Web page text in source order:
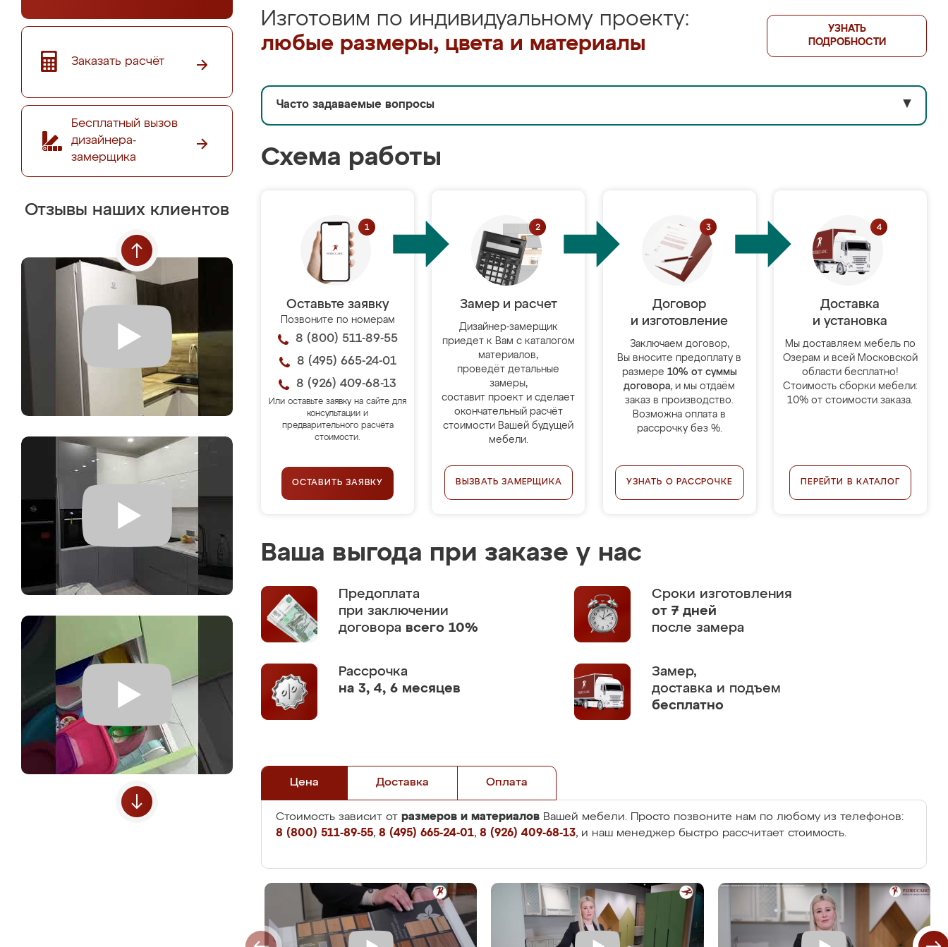
Заказать расчёт
Бесплатный вызов
дизайнера-
замерщика
Отзывы наших клиентов
Изготовим по индивидуальному проекту:
любые размеры, цвета и материалы
УЗНАТЬ
ПОДРОБНОСТИ
Часто задаваемые вопросы ▼
Схема работы
Оставьте заявку
Позвоните по номерам
8 (800) 511-89-55
8 (495) 665-24-01
8 (926) 409-68-13
Или оставьте заявку на сайте для
консультации и
предварительного расчёта
стоимости.
ОСТАВИТЬ ЗАЯВКУ
Замер и расчет
Дизайнер-замерщик
приедет к Вам с каталогом
материалов,
проведёт детальные
замеры,
составит проект и сделает
окончательный расчёт
стоимости Вашей будущей
мебели.
ВЫЗВАТЬ ЗАМЕРЩИКА
Договор
и изготовление
Заключаем договор,
Вы вносите предоплату в
размере 10% от суммы
договора, и мы отдаём
заказ в производство.
Возможна оплата в
рассрочку без %.
УЗНАТЬ О РАССРОЧКЕ
Доставка
и установка
Мы доставляем мебель по
Озерам и всей Московской
области бесплатно!
Стоимость сборки мебели:
10% от стоимости заказа.
ПЕРЕЙТИ В КАТАЛОГ
Ваша выгода при заказе у нас
Предоплата
при заключении
договора всего 10%
Сроки изготовления
от 7 дней
после замера
Рассрочка
на 3, 4, 6 месяцев
Замер,
доставка и подъем
бесплатно
Цена Доставка Оплата
Стоимость зависит от размеров и материалов Вашей мебели. Просто позвоните нам по любому из телефонов:
8 (800) 511-89-55, 8 (495) 665-24-01, 8 (926) 409-68-13, и наш менеджер быстро рассчитает стоимость.